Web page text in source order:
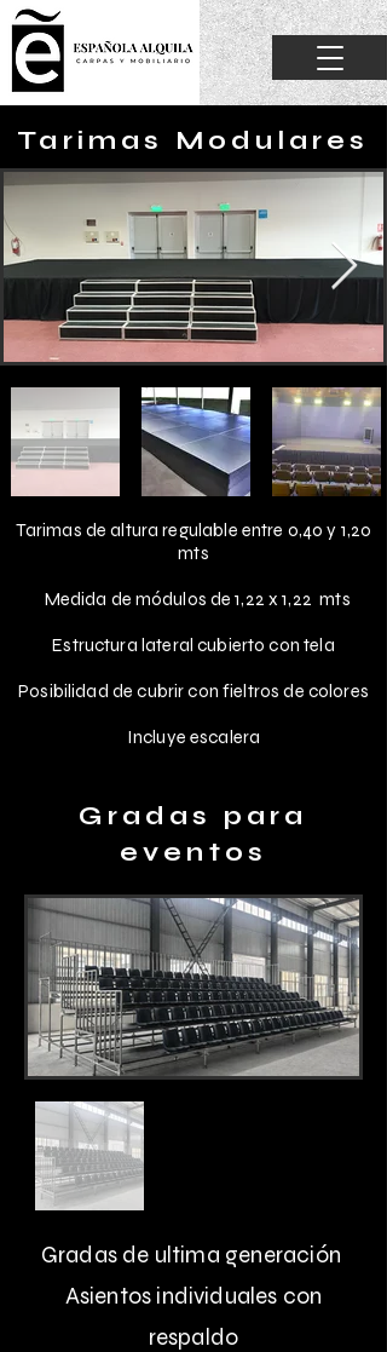
Tarimas Modulares
Tarimas de altura regulable entre 0,40 y 1,20
mts
Medida demódulos de 1,22 x 1,22 mts
Estructura lateral cubierto con tela
Posibilidad de cubrir con fieltros de colores
Incluye escalera
Gradas para
eventos
Gradas de ultima generación
Asientos individuales con
respaldo